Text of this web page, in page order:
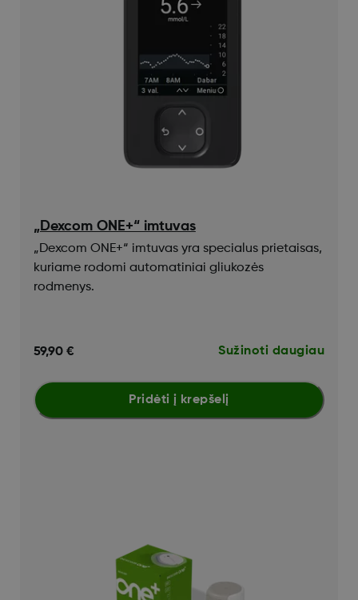
„Dexcom ONE+“ imtuvas
​​​​​​„Dexcom ONE+“ imtuvas yra specialus prietaisas,
kuriame rodomi automatiniai gliukozės
rodmenys.
59,90 € Sužinoti daugiau
Pridėti į krepšelį